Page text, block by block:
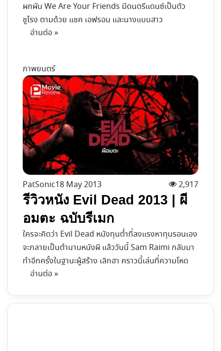
ผกผัน We Are Your Friends มีดนตรีแดนซ์เป็นตัว
ชูโรง ตามด้วย แชค เอฟรอน และนางแบบสาว
อ่านต่อ »
ภาพยนตร์
PatSonic18 May 2013 2,917
รีวิวหนัง Evil Dead 2013 | ผี
อมตะ ฉบับรีเมก
ใครจะคิดว่า Evil Dead หนังทุนต่ำที่ลงแรงหาทุนรอนเอง
จะกลายเป็นตำนานหนังผี แล้ววันนี้ Sam Raimi กลับมา
ทำอีกครั้งในฐานะผู้สร้าง เลิกฮา คราวนี้เล่นที่ความโหด
อ่านต่อ »